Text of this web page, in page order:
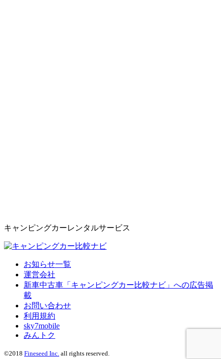
キャンピングカーレンタルサービス
お知らせ一覧
運営会社
新車中古車「キャンピングカー比較ナビ」への広告掲
載
お問い合わせ
利用規約
sky7mobile
みんトク
©2018 Fineseed Inc. all rights reserved.